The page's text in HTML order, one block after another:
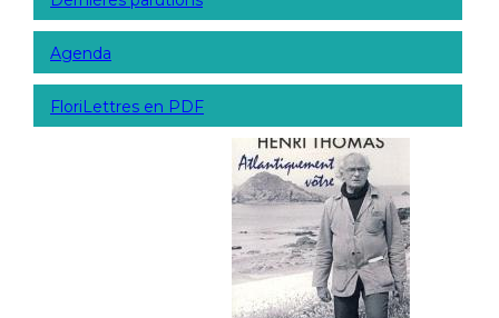
Agenda
FloriLettres en PDF